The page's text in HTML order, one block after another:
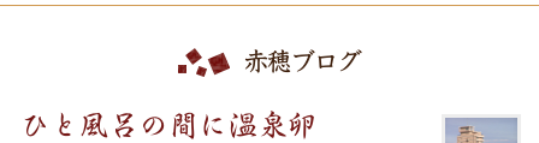
赤穂ブログ
ひと風呂の間に温泉卵